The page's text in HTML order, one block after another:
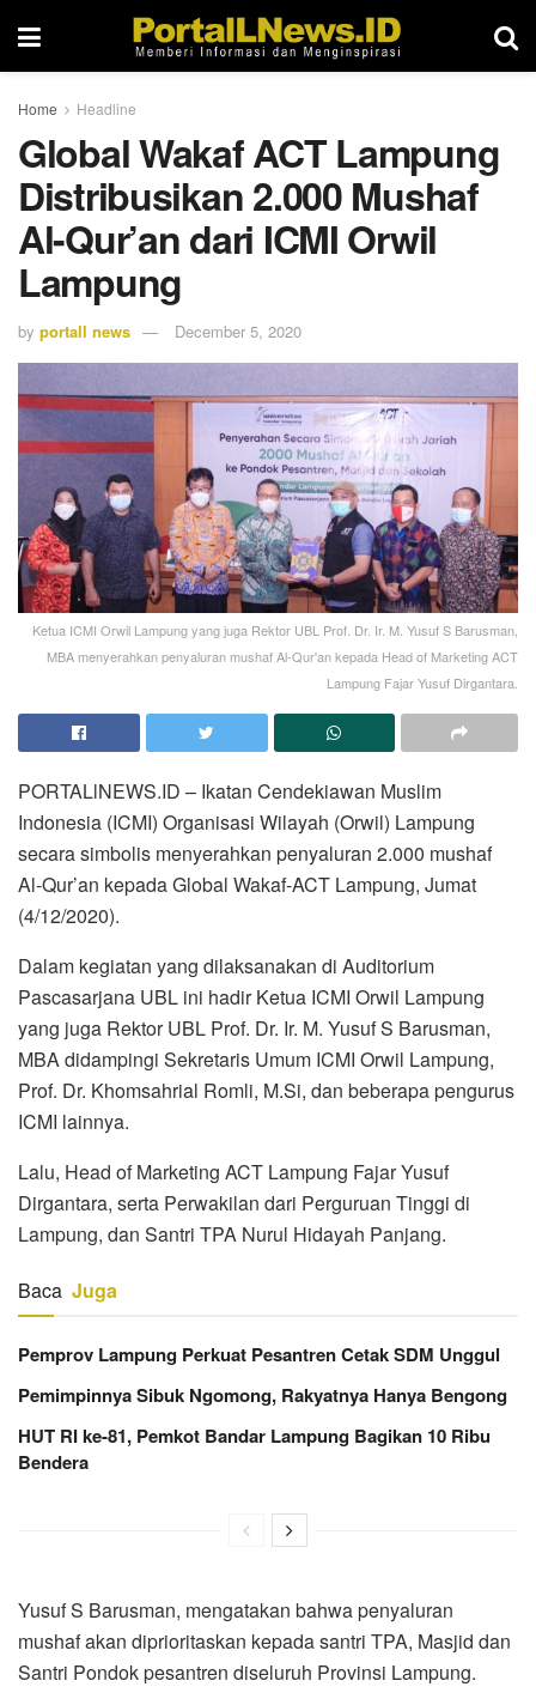
Home Headline
Global Wakaf ACT Lampung
Distribusikan 2.000 Mushaf
Al-Qur’an dari ICMI Orwil
Lampung
by portall news December 5, 2020
Ketua ICMI Orwil Lampung yang juga Rektor UBL Prof. Dr. Ir. M. Yusuf S Barusman,
MBA menyerahkan penyaluran mushaf Al-Qur'an kepada Head of Marketing ACT
Lampung Fajar Yusuf Dirgantara.
PORTALlNEWS.ID – Ikatan Cendekiawan Muslim
Indonesia (ICMI) Organisasi Wilayah (Orwil) Lampung
secara simbolis menyerahkan penyaluran 2.000 mushaf
Al-Qur’an kepada Global Wakaf-ACT Lampung, Jumat
(4/12/2020).
Dalam kegiatan yang dilaksanakan di Auditorium
Pascasarjana UBL ini hadir Ketua ICMI Orwil Lampung
yang juga Rektor UBL Prof. Dr. Ir. M. Yusuf S Barusman,
MBA didampingi Sekretaris Umum ICMI Orwil Lampung,
Prof. Dr. Khomsahrial Romli, M.Si, dan beberapa pengurus
ICMI lainnya.
Lalu, Head of Marketing ACT Lampung Fajar Yusuf
Dirgantara, serta Perwakilan dari Perguruan Tinggi di
Lampung, dan Santri TPA Nurul Hidayah Panjang.
Baca Juga
Pemprov Lampung Perkuat Pesantren Cetak SDM Unggul
Pemimpinnya Sibuk Ngomong, Rakyatnya Hanya Bengong
HUT RI ke-81, Pemkot Bandar Lampung Bagikan 10 Ribu
Bendera
Yusuf S Barusman, mengatakan bahwa penyaluran
mushaf akan diprioritaskan kepada santri TPA, Masjid dan
Santri Pondok pesantren diseluruh Provinsi Lampung.